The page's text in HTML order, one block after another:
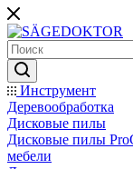
Инструмент
Деревообработка
Дисковые пилы
Дисковые пилы
мебели